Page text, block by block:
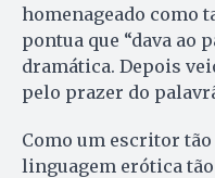
homenageado como
pontua que “dava ao
dramática. Depois
pelo prazer do
Como um escritor
linguagem erótica